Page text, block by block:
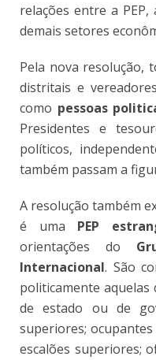
relações entre a PEP,
demais setores
Pela nova resolução,
distritais e
como pessoas
Presidentes e
políticos,
também passam a
A resolução também
é uma PEP
orientações do
Internacional. São
politicamente aquelas
de estado ou de
superiores;
escalões superiores;